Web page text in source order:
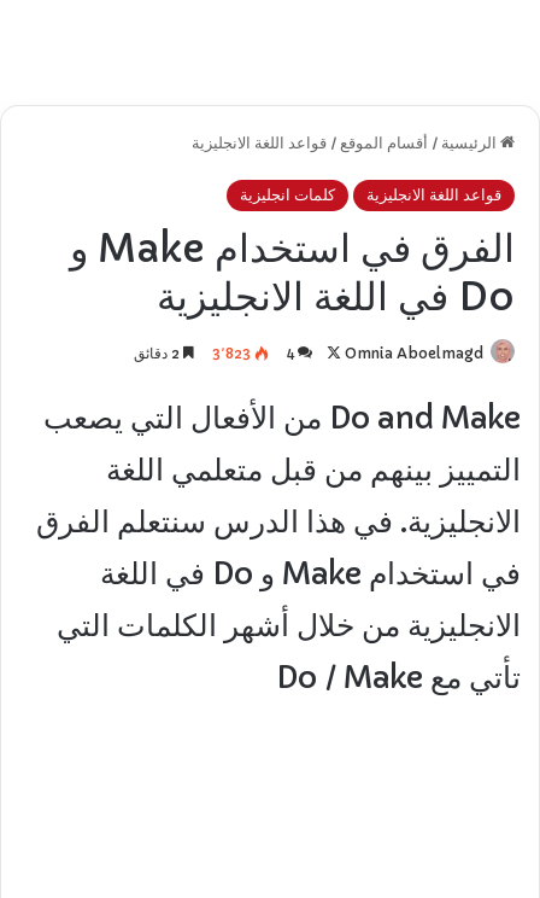
الرئيسية / أقسام الموقع/ قواعد اللغة الانجليزية
قواعد اللغة الانجليزية كلمات انجليزية
الفرق في استخدام Make و
Do في اللغة الانجليزية
Omnia Aboelmagd
تابع
4 3٬823
Do and Make من الأفعال التي يصعب
التمييز بينهم من قبل متعلمي اللغة
الانجليزية. في هذا الدرس سنتعلم الفرق
في استخدام Make و Do في اللغة
الانجليزية من خلال أشهر الكلمات التي
تأتي مع Do / Make